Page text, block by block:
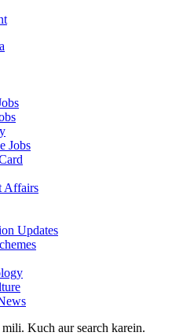
Jobs
Affairs
Updates
Kuch aur search karein.